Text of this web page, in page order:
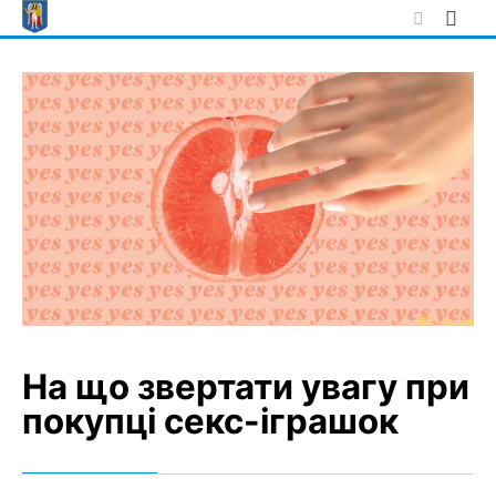
Skip
to
На що звертати увагу при
покупці секс-іграшок